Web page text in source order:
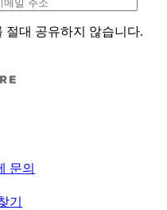
절대 공유하지 않습니다.
문의
기